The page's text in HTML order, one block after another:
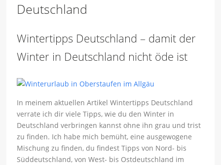
Deutschland
Wintertipps Deutschland – damit der
Winter in Deutschland nicht öde ist
In meinem aktuellen Artikel Wintertipps Deutschland
verrate ich dir viele Tipps, wie du den Winter in
Deutschland verbringen kannst ohne ihn grau und trist
zu finden. Ich habe mich bemüht, eine ausgewogene
Mischung zu finden, du findest Tipps von Nord- bis
Süddeutschland, von West- bis Ostdeutschland im